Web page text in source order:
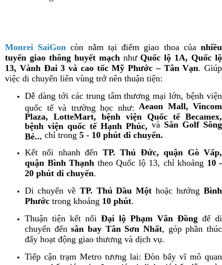
Monrei SaiGon còn nằm tại điểm giao thoa củanhiều
tuyến giao thông huyết mạchnhưQuốc lộ 1A, Quốc lộ
13, Vành Đai 3 và cao tốc Mỹ Phước – Tân Vạn. Giúp
việc di chuyển liên vùng trở nên thuận tiện:
Dễ dàng tới các trung tâm thương mại lớn, bệnh viện
quốc tế và trường học như: Aeaon Mall, Vincom
Plaza, LotteMart, bệnh viện Quốc tế Becamex,
bệnh viện quốc tế Hạnh Phúc, và Sân Golf Sông
Bé... chỉ trong 5 - 10 phút di chuyển.
Kết nối nhanh đến TP. Thủ Đức, quận Gò Vấp,
quận Bình Thạnh theo Quốc lộ 13, chỉ khoảng 10 -
20 phút di chuyển.
Di chuyển về TP. Thủ Dầu Một hoặc hướngBình
Phước trong khoảng 10 phút.
Thuận tiện kết nối Đại lộ Phạm Văn Đồng để di
chuyển đếnsân bay Tân Sơn Nhất, góp phần thúc
đẩy hoạt động giao thương và dịch vụ.
Tiếp cận trạm Metro tương lai: Đòn bẩy vĩ mô quan